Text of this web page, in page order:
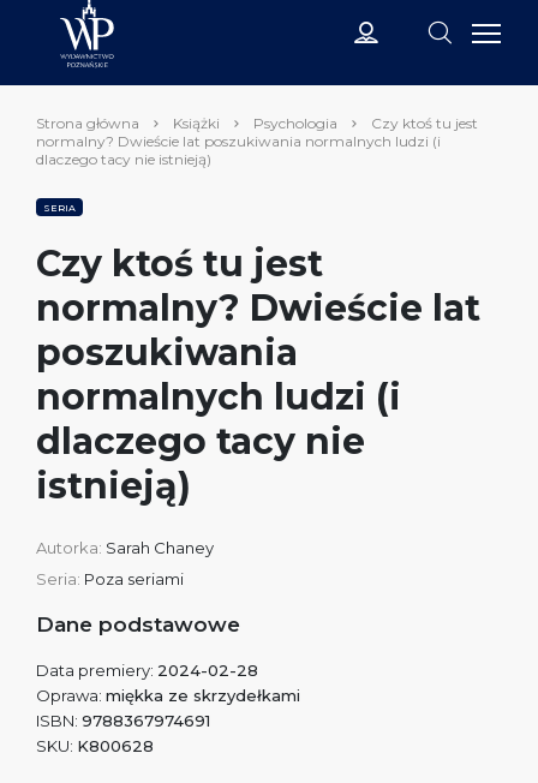
Strona główna Książki Psychologia
Czy ktoś tu jest
normalny? Dwieście lat poszukiwania normalnych ludzi (i
dlaczego tacy nie istnieją)
SERIA
Czy ktoś tu jest
normalny? Dwieście lat
poszukiwania
normalnych ludzi (i
dlaczego tacy nie
istnieją)
Autorka: Sarah Chaney
Seria: Poza seriami
Dane podstawowe
Data premiery: 2024-02-28
Oprawa: miękka ze skrzydełkami
ISBN: 9788367974691
SKU: K800628